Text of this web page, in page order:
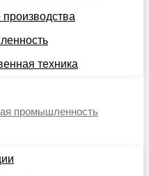
техника
промышленность